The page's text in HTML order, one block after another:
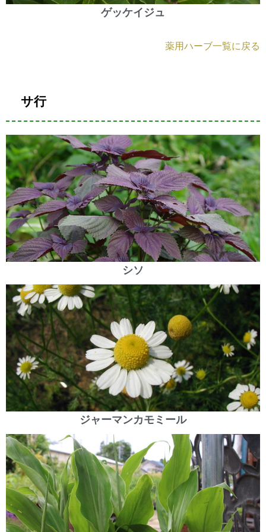
ゲッケイジュ
薬用ハーブ一覧に戻る
サ行
シソ
ジャーマンカモミール